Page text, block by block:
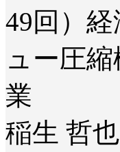
49回）
ュー圧
業
稲生 哲